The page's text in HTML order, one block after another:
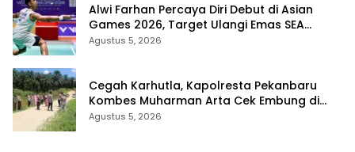
Alwi Farhan Percaya Diri Debut di Asian
Games 2026, Target Ulangi Emas SEA
Games
Agustus 5, 2026
Cegah Karhutla, Kapolresta Pekanbaru
Kombes Muharman Arta Cek Embung di
Payung Sekaki dan Tenayan Raya
Agustus 5, 2026